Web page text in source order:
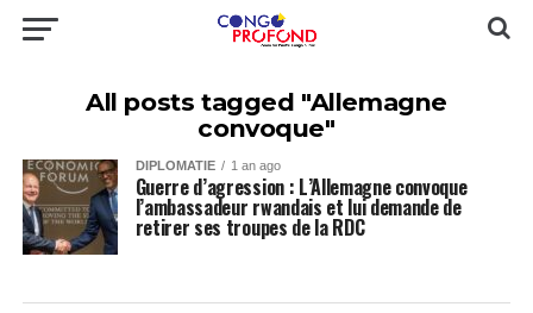
All posts tagged "Allemagne
convoque"
DIPLOMATIE 1 an ago
Guerre d’agression : L’Allemagne convoque
l’ambassadeur rwandais et lui demande de
retirer ses troupes de la RDC